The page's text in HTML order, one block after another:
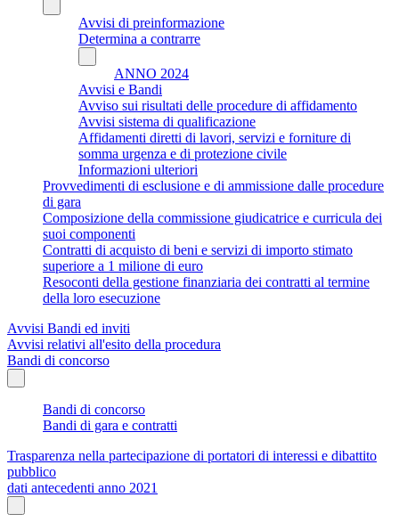
Avvisi di preinformazione
Determina a contrarre
ANNO 2024
Avvisi e Bandi
Avviso sui risultati delle procedure di affidamento
Avvisi sistema di qualificazione
Affidamenti diretti di lavori, servizi e forniture di
somma urgenza e di protezione civile
Informazioni ulteriori
Provvedimenti di esclusione e di ammissione dalle procedure
di gara
Composizione della commissione giudicatrice e curricula dei
suoi componenti
Contratti di acquisto di beni e servizi di importo stimato
superiore a 1 milione di euro
Resoconti della gestione finanziaria dei contratti al termine
della loro esecuzione
Avvisi Bandi ed inviti
Avvisi relativi all'esito della procedura
Bandi di concorso
Bandi di concorso
Bandi di gara e contratti
Trasparenza nella partecipazione di portatori di interessi e dibattito
pubblico
dati antecedenti anno 2021